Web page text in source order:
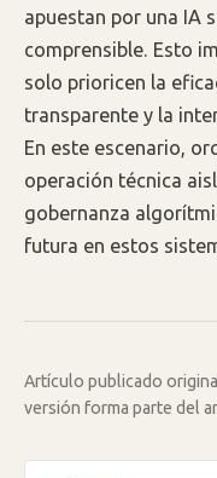
apuestan por una IA
comprensible. Esto
solo prioricen la
transparente y la
En este escenario,
operación técnica
gobernanza
futura en estos
Artículo publicado
versión forma parte del